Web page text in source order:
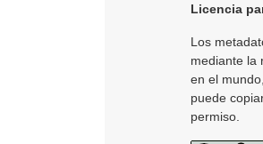
Licencia
Los
mediante la
en el
puede
permiso.